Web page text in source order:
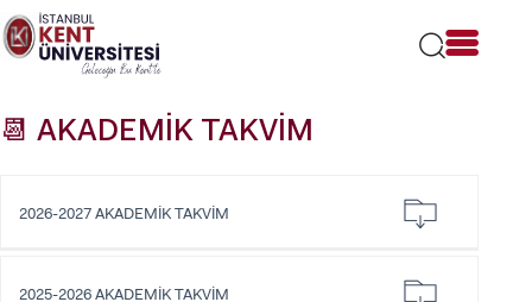
Lütfen
dikkat:
Bu
bir
📆 AKADEMİK TAKVİM
2026-2027 AKADEMİK TAKVİM
2025-2026 AKADEMİK TAKVİM